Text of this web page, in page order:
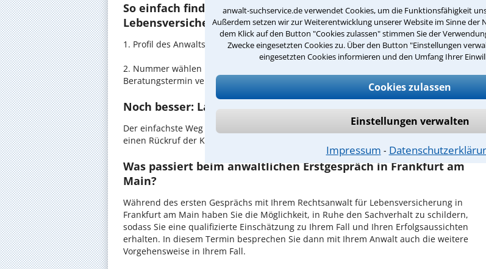
anwalt-suchservice.de verwendet Cookies, um die Funktionsfähigkeit
Außerdem setzen wir zur Weiterentwicklung unserer Website im Sinne der
dem Klick auf den Button "Cookies zulassen" stimmen Sie der
Zwecke eingesetzten Cookies zu. Über den Button "Einstellungen
eingesetzten Cookies informieren und den Umfang Ihrer
Cookies zulassen
Einstellungen verwalten
Impressum ⁃
So einfach finden Sie den passenden Anwalt für
Lebensversicherung in Frankfurt am Main:
1. Profil des Anwalts für Lebensversicherung in Ihrer Umgebung auswählen
2. Nummer wählen und direkt mit der Kanzlei in Frankfurt am Main einen
Beratungstermin vereinbaren
Noch besser: Lassen Sie sich zurückrufen
Der einfachste Weg zum Anwalt in Frankfurt am Main ist es, über unser Kontaktformular
einen Rückruf der Kanzlei anzufordern - probieren Sie es gleich aus.
Was passiert beim anwaltlichen Erstgespräch in Frankfurt am
Main?
Während des ersten Gesprächs mit Ihrem Rechtsanwalt für Lebensversicherung in
Frankfurt am Main haben Sie die Möglichkeit, in Ruhe den Sachverhalt zu schildern,
sodass Sie eine qualifizierte Einschätzung zu Ihrem Fall und Ihren Erfolgsaussichten
erhalten. In diesem Termin besprechen Sie dann mit Ihrem Anwalt auch die weitere
Vorgehensweise in Ihrem Fall.